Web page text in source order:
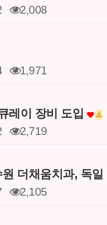
2,008
1,971
레이 장비 도입
2,719
원 더채움치과, 독
2,105